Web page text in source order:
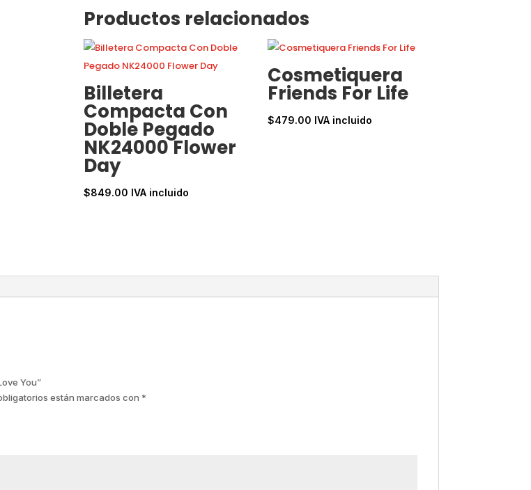
You
cantidad
Productos relacionados
Billetera
Compacta Con
Doble Pegado
NK24000 Flower
Day
$849.00 IVA incluido
Cosmetiquera
Friends For Life
$479.00 IVA incluido
You”
están marcados con *